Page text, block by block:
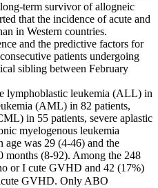
term survivor of allogneic
that the incidence of acute and
in Western countries.
and the predictive factors for
patients undergoing
sibling between February
lymphoblastic leukemia (ALL) in
(AML) in 82 patients,
in 55 patients, severe aplastic
myelogenous leukemia
was 29 (4-46) and the
months (8-92). Among the 248
or I cute GVHD and 42 (17%)
GVHD. Only ABO